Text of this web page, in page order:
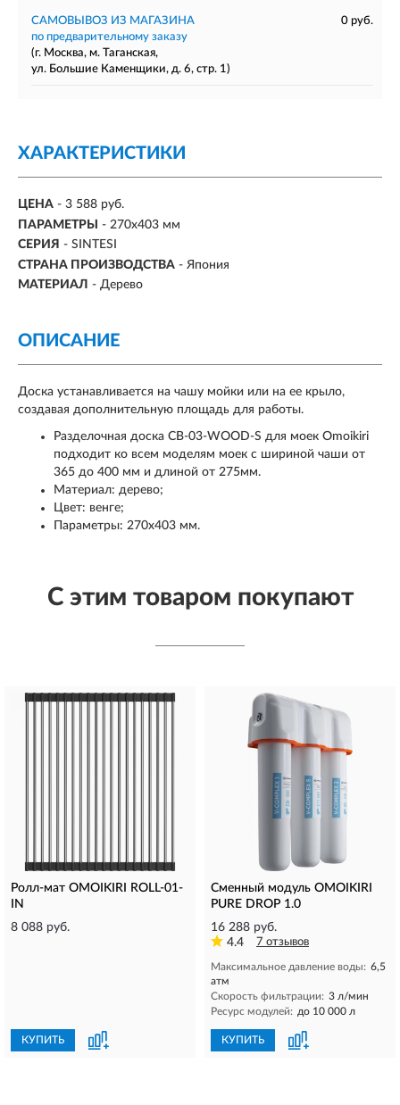
САМОВЫВОЗ ИЗ МАГАЗИНА
0 руб.
по предварительному заказу
(г. Москва, м. Таганская,
ул. Большие Каменщики, д. 6, стр. 1)
ХАРАКТЕРИСТИКИ
ЦЕНА - 3 588 руб.
ПАРАМЕТРЫ
- 270х403 мм
СЕРИЯ - SINTESI
СТРАНА ПРОИЗВОДСТВА - Япония
МАТЕРИАЛ - Дерево
ОПИСАНИЕ
Доска устанавливается на чашу мойки или на ее крыло,
создавая дополнительную площадь для работы.
Разделочная доска CB-03-WOOD-S для моек Omoikiri
подходит ко всем моделям моек с шириной чаши от
365 до 400 мм и длиной от 275мм.
Материал: дерево;
Цвет: венге;
Параметры: 270х403 мм.
С этим товаром покупают
Ролл-мат OMOIKIRI ROLL-01-
IN
8 088 руб.
КУПИТЬ
Сменный модуль OMOIKIRI
PURE DROP 1.0
16 288 руб.
4.4
7 отзывов
Максимальное давление воды: 6,5
атм
Скорость фильтрации: 3 л/мин
Ресурс модулей: до 10 000 л
КУПИТЬ